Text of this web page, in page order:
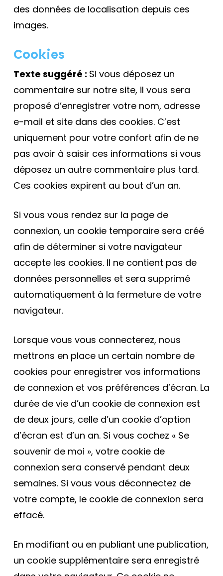
des données de localisation depuis ces
images.
Cookies
Texte suggéré : Si vous déposez un
commentaire sur notre site, il vous sera
proposé d’enregistrer votre nom, adresse
e-mail et site dans des cookies. C’est
uniquement pour votre confort afin de ne
pas avoir à saisir ces informations si vous
déposez un autre commentaire plus tard.
Ces cookies expirent au bout d’un an.
Si vous vous rendez sur la page de
connexion, un cookie temporaire sera créé
afin de déterminer si votre navigateur
accepte les cookies. Il ne contient pas de
données personnelles et sera supprimé
automatiquement à la fermeture de votre
navigateur.
Lorsque vous vous connecterez, nous
mettrons en place un certain nombre de
cookies pour enregistrer vos informations
de connexion et vos préférences d’écran. La
durée de vie d’un cookie de connexion est
de deux jours, celle d’un cookie d’option
d’écran est d’un an. Si vous cochez « Se
souvenir de moi », votre cookie de
connexion sera conservé pendant deux
semaines. Si vous vous déconnectez de
votre compte, le cookie de connexion sera
effacé.
En modifiant ou en publiant une publication,
un cookie supplémentaire sera enregistré